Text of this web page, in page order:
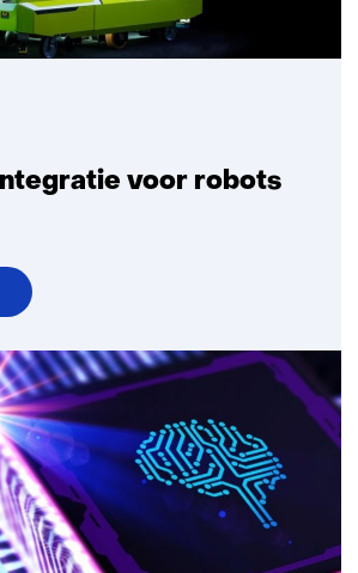
voor robots